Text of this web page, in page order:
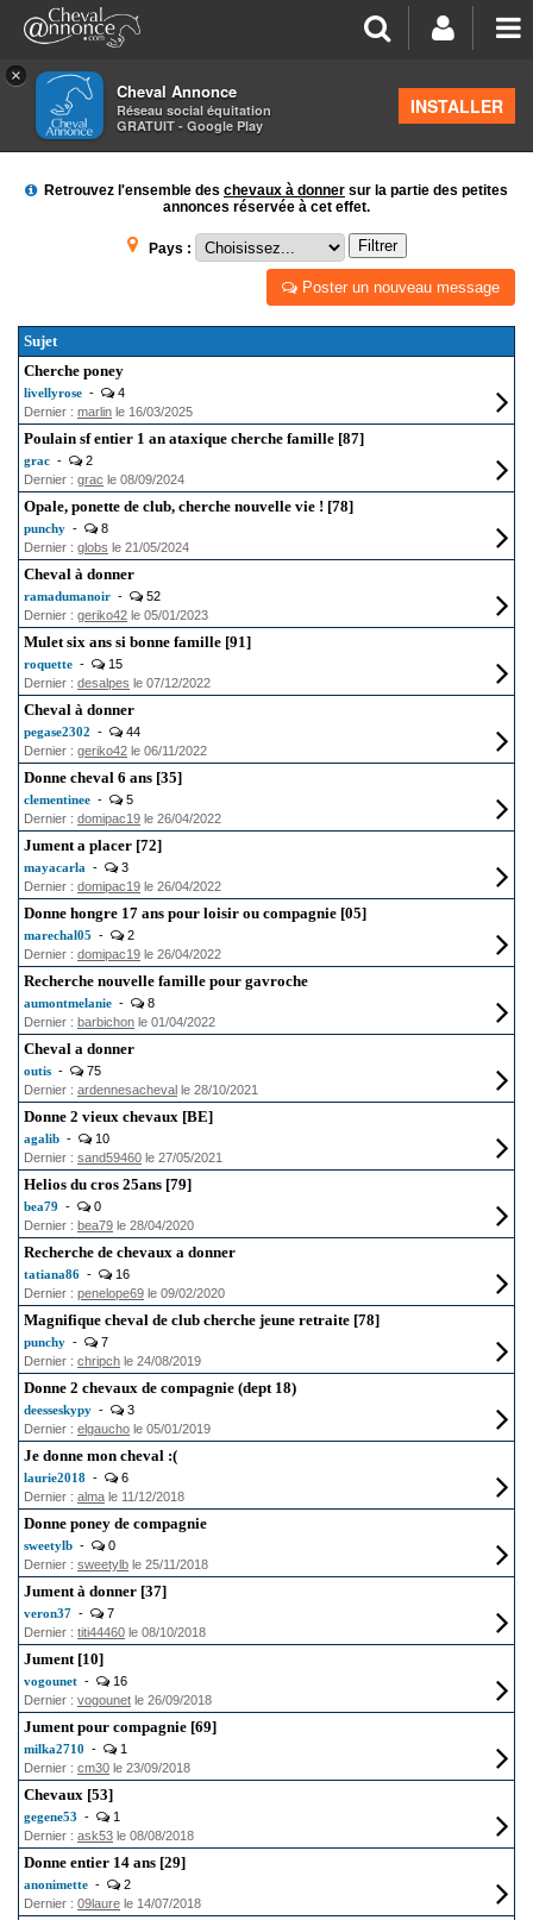
×
Cheval Annonce
Réseau social équitation
GRATUIT - Google Play
INSTALLER
>Petites annonces
DONS DE CHEVAUX
Retrouvez l'ensemble des chevaux à donner sur la partie des petites
annonces réservée à cet effet.
Pays : Filtrer
Poster un nouveau message
Sujet
Cherche poney
livellyrose -
4
Dernier : marlin le 16/03/2025
Poulain sf entier 1 an ataxique cherche famille [87]
grac -
2
Dernier : grac le 08/09/2024
Opale, ponette de club, cherche nouvelle vie ! [78]
punchy -
8
Dernier : globs le 21/05/2024
Cheval à donner
ramadumanoir -
52
Dernier : geriko42 le 05/01/2023
Mulet six ans si bonne famille [91]
roquette -
15
Dernier : desalpes le 07/12/2022
Cheval à donner
pegase2302 -
44
Dernier : geriko42 le 06/11/2022
Donne cheval 6 ans [35]
clementinee -
5
Dernier : domipac19 le 26/04/2022
Jument a placer [72]
mayacarla -
3
Dernier : domipac19 le 26/04/2022
Donne hongre 17 ans pour loisir ou compagnie [05]
marechal05 -
2
Dernier : domipac19 le 26/04/2022
Recherche nouvelle famille pour gavroche
aumontmelanie -
8
Dernier : barbichon le 01/04/2022
Cheval a donner
outis -
75
Dernier : ardennesacheval le 28/10/2021
Donne 2 vieux chevaux [BE]
agalib -
10
Dernier : sand59460 le 27/05/2021
Helios du cros 25ans [79]
bea79 -
0
Dernier : bea79 le 28/04/2020
Recherche de chevaux a donner
tatiana86 -
16
Dernier : penelope69 le 09/02/2020
Magnifique cheval de club cherche jeune retraite [78]
punchy -
7
Dernier : chripch le 24/08/2019
Donne 2 chevaux de compagnie (dept 18)
deesseskypy -
3
Dernier : elgaucho le 05/01/2019
Je donne mon cheval :(
laurie2018 -
6
Dernier : alma le 11/12/2018
Donne poney de compagnie
sweetylb -
0
Dernier : sweetylb le 25/11/2018
Jument à donner [37]
veron37 -
7
Dernier : titi44460 le 08/10/2018
Jument [10]
vogounet -
16
Dernier : vogounet le 26/09/2018
Jument pour compagnie [69]
milka2710 -
1
Dernier : cm30 le 23/09/2018
Chevaux [53]
gegene53 -
1
Dernier : ask53 le 08/08/2018
Donne entier 14 ans [29]
anonimette -
2
Dernier : 09laure le 14/07/2018